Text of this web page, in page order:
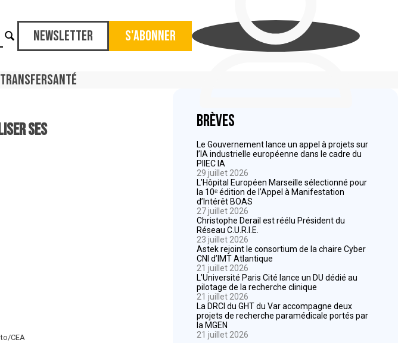
Newsletter S'abonner
TransferSanté
ses
CEA
Brèves
Le Gouvernement lance un appel à projets sur
l’IA industrielle européenne dans le cadre du
PIIEC IA
29 juillet 2026
L’Hôpital Européen Marseille sélectionné pour
la 10ᵉ édition de l’Appel à Manifestation
d’Intérêt BOAS
27 juillet 2026
Christophe Derail est réélu Président du
Réseau C.U.R.I.E.
23 juillet 2026
Astek rejoint le consortium de la chaire Cyber
CNI d’IMT Atlantique
21 juillet 2026
L’Université Paris Cité lance un DU dédié au
pilotage de la recherche clinique
21 juillet 2026
La DRCI du GHT du Var accompagne deux
projets de recherche paramédicale portés par
la MGEN
21 juillet 2026